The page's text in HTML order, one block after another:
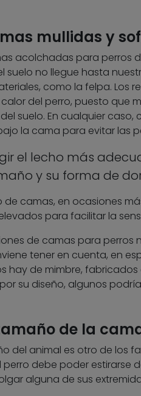
mullidas y
acolchadas para perros
suelo no llegue hasta
como la felpa. Los
calor del perro, puesto que
suelo. En cualquier
la cama para evitar las
el lecho más
y su forma de
de camas, en ocasiones
para facilitar la
de camas para perros
tener en cuenta, en
hay de mimbre,
su diseño, algunos
de la
del animal es otro de los
perro debe poder estirarse
alguna de sus